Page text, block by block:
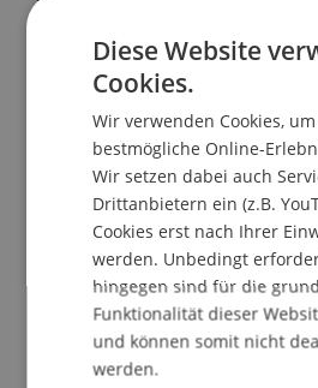
Studienverwaltung
Architektur
Vorträge
Albert Filbert, HEAG
Der Ausbau der
Finanzierung und regionaler
Nick Beglinger,
Erneuerbare Energiestrategie
mit Vollkostenrechnung und
Diese Website
Cookies.
Wir verwenden Cookies,
bestmögliche Online-
Wir setzen dabei auch
Drittanbietern ein (z.B.
Cookies erst nach Ihrer
werden. Unbedingt
hingegen sind für die
Funktionalität dieser
und können somit nicht
werden.